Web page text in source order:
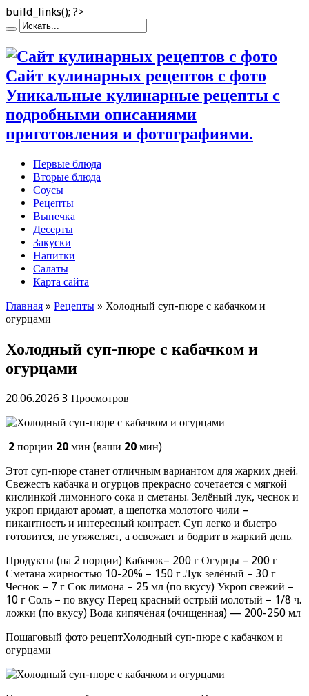
build_links(); ?>
Сайт кулинарных рецептов с фото
Уникальные кулинарные рецепты с
подробными описаниями
приготовления и фотографиями.
Первые блюда
Вторые блюда
Соусы
Рецепты
Выпечка
Десерты
Закуски
Напитки
Салаты
Карта сайта
Главная » Рецепты » Холодный суп-пюре с кабачком и
огурцами
Холодный суп-пюре с кабачком и
огурцами
20.06.2026 3 Просмотров
2 порции 20 мин (ваши 20 мин)
Этот суп-пюре станет отличным вариантом для жарких дней.
Свежесть кабачка и огурцов прекрасно сочетается с мягкой
кислинкой лимонного сока и сметаны. Зелёный лук, чеснок и
укроп придают аромат, а щепотка молотого чили –
пикантность и интересный контраст. Суп легко и быстро
готовится, не утяжеляет, а освежает и бодрит в жаркий день.
Продукты (на 2 порции) Кабачок– 200 г Огурцы – 200 г
Сметана жирностью 10-20% – 150 г Лук зелёный – 30 г
Чеснок – 7 г Сок лимона – 25 мл (по вкусу) Укроп свежий –
10 г Соль – по вкусу Перец красный острый молотый – 1/8 ч.
ложки (по вкусу) Вода кипячёная (очищенная) — 200-250 мл
Пошаговый фото рецептХолодный суп-пюре с кабачком и
огурцами